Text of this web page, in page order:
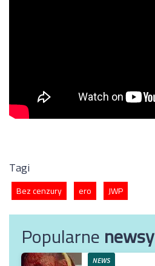
Tagi
Bez cenzury ero JWP
Popularnenewsy
NEWS